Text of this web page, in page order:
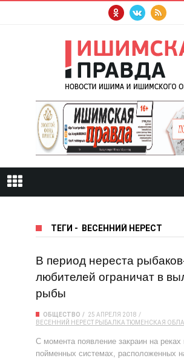
ТЕГИ - ВЕСЕННИЙ НЕРЕСТ
В период нереста
любителей ограничат в
рыбы
ОБЩЕСТВО
25 АПРЕЛЯ 2018
ВЕСЕННИЙ НЕРЕСТ РЫБАЛКА ТЮМЕНСКАЯ
С момента появление закраин на реках
пойменных системах, расположенных